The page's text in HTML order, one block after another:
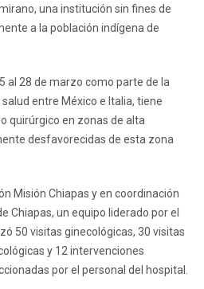
una institución sin fines de
a la población indígena de
al 28 de marzo como parte de la
entre México e Italia, tiene
quirúrgico en zonas de alta
desfavorecidas de esta zona
Misión Chiapas y en coordinación
Chiapas, un equipo liderado por el
50 visitas ginecológicas, 30 visitas
y 12 intervenciones
por el personal del hospital.